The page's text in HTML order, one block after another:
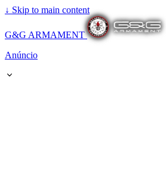
↓ Skip to main content
G&G ARMAMENT
Anúncio